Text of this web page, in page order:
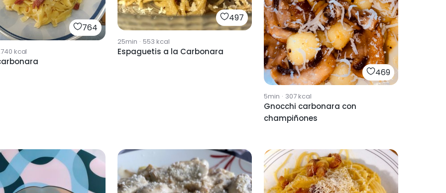
764
kcal
497
25min · 553 kcal
Espaguetis a la Carbonara
469
5min · 307kcal
Gnocchi carbonara con
champiñones